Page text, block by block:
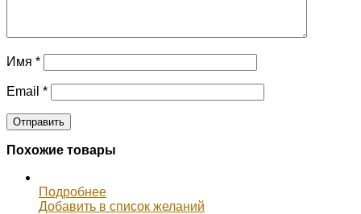
Имя *
Email *
Похожие товары
Подробнее
Добавить в список желаний